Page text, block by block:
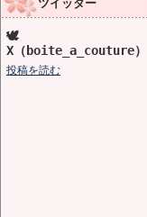
ツイッター
🕊️
X（boite_a_couture）
投稿を読む